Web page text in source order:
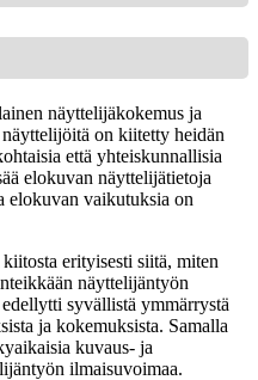
näyttelijäkokemus ja
on kiitetty heidän
että yhteiskunnallisia
elokuvan näyttelijätietoja
elokuvan vaikutuksia on
erityisesti siitä, miten
näyttelijäntyön
syvällistä ymmärrystä
ja kokemuksista. Samalla
kuvaus- ja
ilmaisuvoimaa.